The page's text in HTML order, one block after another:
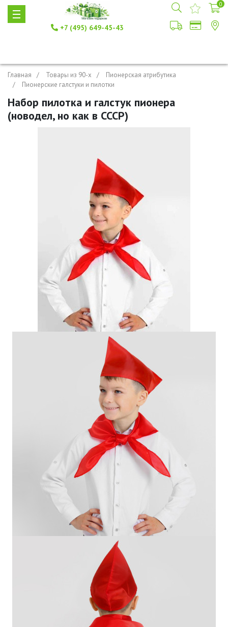
+7 (495) 649-45-43
0
Главная Товары из 90-х
Пионерская атрибутика
Пионерские галстуки и пилотки
Набор пилотка и галстук пионера
(новодел, но как в СССР)